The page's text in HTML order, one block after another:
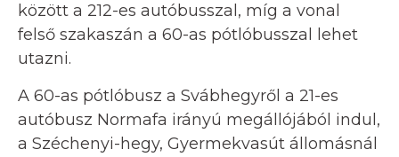
között a 212-es autóbusszal, míg a vonal
felső szakaszán a 60-as pótlóbusszal lehet
utazni.
A 60-as pótlóbusz a Svábhegyről a 21-es
autóbusz Normafa irányú megállójából indul,
a Széchenyi-hegy, Gyermekvasút állomásnál